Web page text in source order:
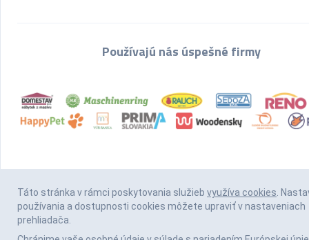
Používajú nás úspešné firmy
Táto stránka v rámci poskytovania služieb využíva cookies.
používania a dostupnosti cookies môžete upraviť v nastaveniach
prehliadača.